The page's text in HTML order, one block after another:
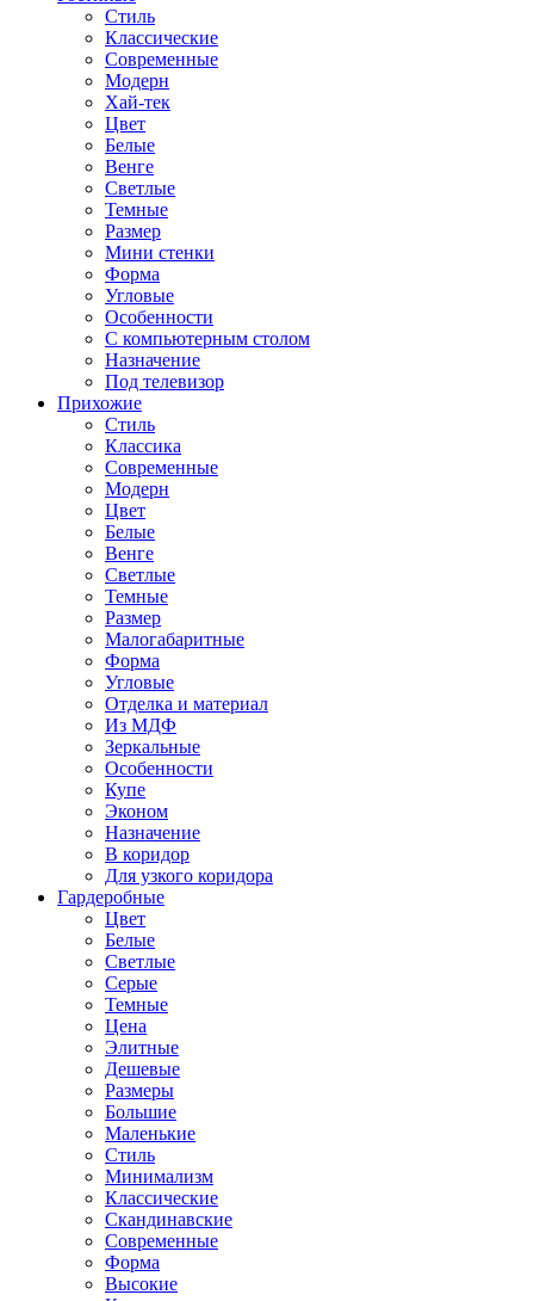
Стиль
Классические
Современные
Модерн
Хай-тек
Цвет
Белые
Венге
Светлые
Темные
Размер
Мини стенки
Форма
Угловые
Особенности
С компьютерным столом
Назначение
Под телевизор
Прихожие
Стиль
Классика
Современные
Модерн
Цвет
Белые
Венге
Светлые
Темные
Размер
Малогабаритные
Форма
Угловые
Отделка и материал
Из МДФ
Зеркальные
Особенности
Купе
Эконом
Назначение
В коридор
Для узкого коридора
Гардеробные
Цвет
Белые
Светлые
Серые
Темные
Цена
Элитные
Дешевые
Размеры
Большие
Маленькие
Стиль
Минимализм
Классические
Скандинавские
Современные
Форма
Высокие